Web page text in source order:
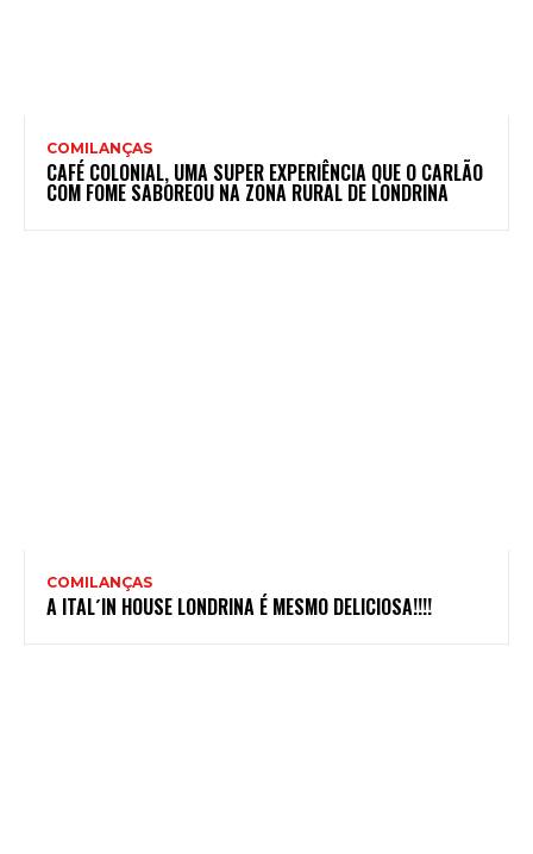
COMILANÇAS
CAFÉ COLONIAL, UMA SUPER EXPERIÊNCIA QUE O CARLÃO
COM FOME SABOREOU NA ZONA RURAL DE LONDRINA
COMILANÇAS
A ITAL´IN HOUSE LONDRINA É MESMO DELICIOSA!!!!